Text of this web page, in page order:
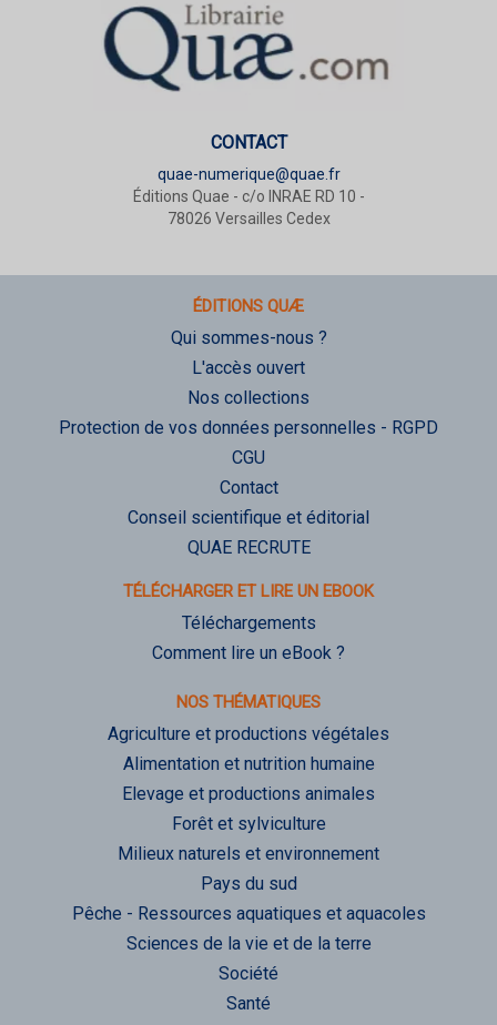
CONTACT
quae-numerique@quae.fr
Éditions Quae - c/o INRAE RD 10 -
78026 Versailles Cedex
ÉDITIONS QUÆ
Qui sommes-nous ?
L'accès ouvert
Nos collections
Protection de vos données personnelles - RGPD
CGU
Contact
Conseil scientifique et éditorial
QUAE RECRUTE
TÉLÉCHARGER ET LIRE UN EBOOK
Téléchargements
Comment lire un eBook ?
NOS THÉMATIQUES
Agriculture et productions végétales
Alimentation et nutrition humaine
Elevage et productions animales
Forêt et sylviculture
Milieux naturels et environnement
Pays du sud
Pêche - Ressources aquatiques et aquacoles
Sciences de la vie et de la terre
Société
Santé